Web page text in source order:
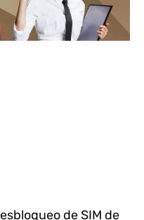
de SIM de